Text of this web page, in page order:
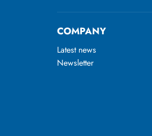
COMPANY
Latest news
Newsletter